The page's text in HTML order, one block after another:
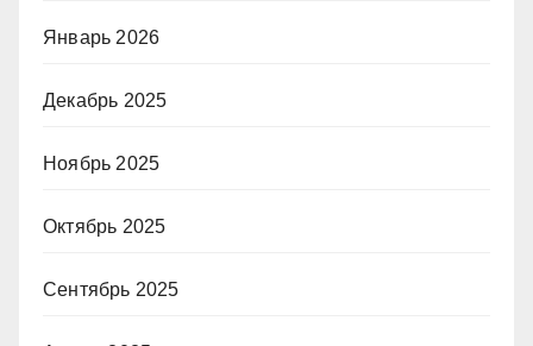
Январь 2026
Декабрь 2025
Ноябрь 2025
Октябрь 2025
Сентябрь 2025